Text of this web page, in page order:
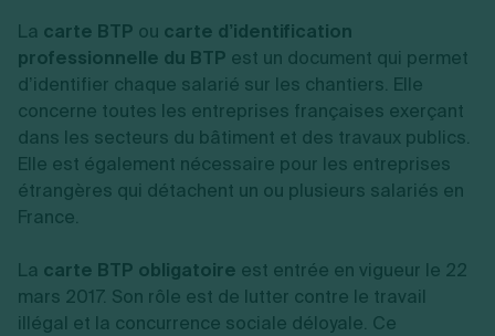
La carte BTP ou carte d’identification
professionnelle du BTP est un document qui permet
d’identifier chaque salarié sur les chantiers. Elle
concerne toutes les entreprises françaises exerçant
dans les secteurs du bâtiment et des travaux publics.
Elle est également nécessaire pour les entreprises
étrangères qui détachent un ou plusieurs salariés en
France.
La carte BTP obligatoire est entrée en vigueur le 22
mars 2017. Son rôle est de lutter contre le travail
illégal et la concurrence sociale déloyale. Ce